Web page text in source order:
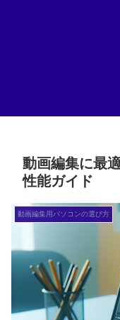
動画編集に最
性能ガイド
動画編集用パソコンの選び方